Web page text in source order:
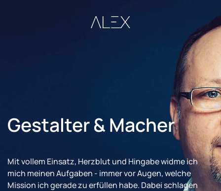
Zum Hauptinhalt springen
Gestalter & Macher
Mit vollem Einsatz, Herzblut und Hingabe widme ich
mich meinen Aufgaben - immer vor Augen, welche
Mission ich gerade zu erfüllen habe. Dabei schlagen